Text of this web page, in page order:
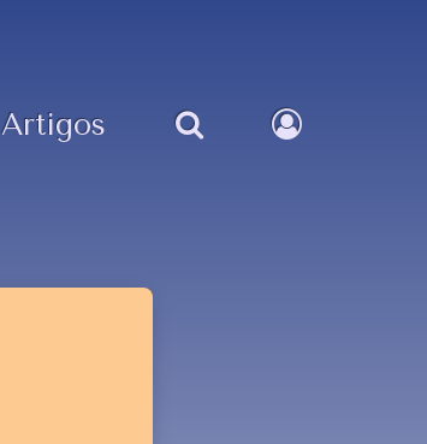
Artigos